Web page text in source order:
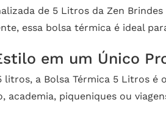
de 5 Litros da Zen
essa bolsa térmica é ideal
em um Único
litros, a Bolsa Térmica 5 Litros
academia, piqueniques ou